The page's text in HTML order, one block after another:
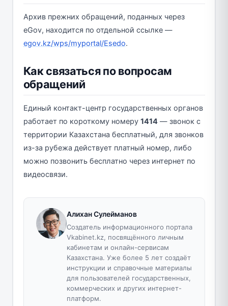
Архив прежних обращений, поданных через
eGov, находится по отдельной ссылке —
egov.kz/wps/myportal/Esedo.
Как связаться по вопросам
обращений
Единый контакт-центр государственных органов
работает по короткому номеру 1414— звонок с
территории Казахстана бесплатный, для звонков
из-за рубежа действует платный номер, либо
можно позвонить бесплатно через интернет по
видеосвязи.
Алихан Сулейманов
Создатель информационного портала
Vkabinet.kz, посвящённого личным
кабинетам и онлайн-сервисам
Казахстана. Уже более 5 лет создаёт
инструкции и справочные материалы
для пользователей государственных,
коммерческих и других интернет-
платформ.